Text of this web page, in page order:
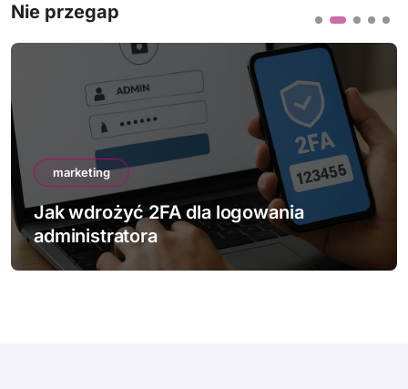
Nie przegap
marketing
Jak wdrożyć 2FA dla logowania
administratora